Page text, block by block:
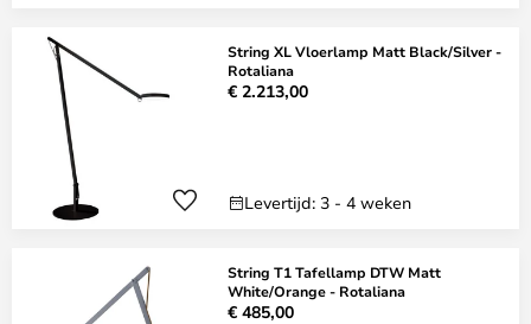
String XL Vloerlamp Matt Black/Silver -
Rotaliana
€ 2.213,00
Levertijd: 3 - 4 weken
String T1 Tafellamp DTW Matt
White/Orange - Rotaliana
€ 485,00